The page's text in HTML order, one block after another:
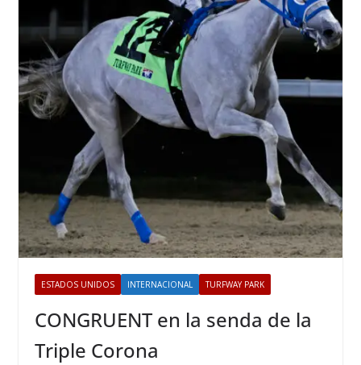
ESTADOS UNIDOS INTERNACIONAL TURFWAY PARK
CONGRUENT en la senda de la
Triple Corona